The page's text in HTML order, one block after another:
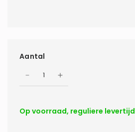
Aantal
Op voorraad, reguliere levertijd